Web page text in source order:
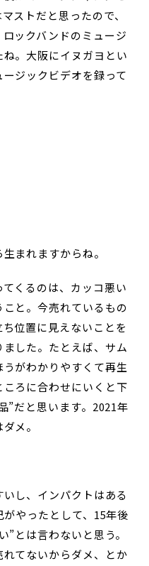
ストだと思ったので、
ックバンドのミュージ
。大阪にイヌガヨとい
ジックビデオを録って
まれますからね。
くるのは、カッコ悪い
と。今売れているもの
位置に見えないことを
した。たとえば、サム
がわかりやすくて再生
ろに合わせにいくと下
”だと思います。2021年
メ。
し、インパクトはある
やったとして、15年後
とは言わないと思う。
てないからダメ、とか